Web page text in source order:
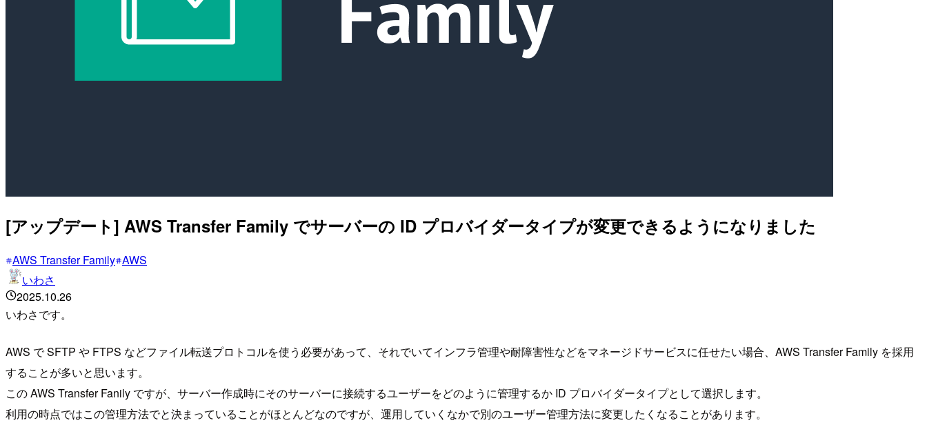
[アップデート] AWS Transfer Family でサーバーの ID プロバイダータイプが変更できるようになりました
AWS Transfer Family AWS
いわさ
2025.10.26
いわさです。
AWS で SFTP や FTPS などファイル転送プロトコルを使う必要があって、それでいてインフラ管理や耐障害性などをマネージドサービスに任せたい場合、AWS Transfer Family を採用
することが多いと思います。
この AWS Transfer Fanily ですが、サーバー作成時にそのサーバーに接続するユーザーをどのように管理するか ID プロバイダータイプとして選択します。
利用の時点ではこの管理方法でと決まっていることがほとんどなのですが、運用していくなかで別のユーザー管理方法に変更したくなることがあります。